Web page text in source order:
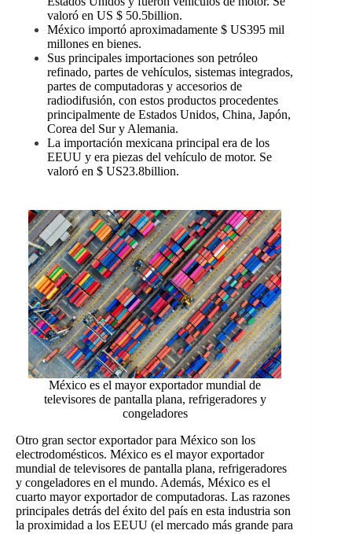
valoró en US $ 50.5billion.
México importó aproximadamente $ US395 mil
millones en bienes.
Sus principales importaciones son petróleo
refinado, partes de vehículos, sistemas integrados,
partes de computadoras y accesorios de
radiodifusión, con estos productos procedentes
principalmente de Estados Unidos, China, Japón,
Corea del Sur y Alemania.
La importación mexicana principal era de los
EEUU y era piezas del vehículo de motor. Se
valoró en $ US23.8billion.
México es el mayor exportador mundial de
televisores de pantalla plana, refrigeradores y
congeladores
Otro gran sector exportador para México son los
electrodomésticos. México es el mayor exportador
mundial de televisores de pantalla plana, refrigeradores
y congeladores en el mundo. Además, México es el
cuarto mayor exportador de computadoras. Las razones
principales detrás del éxito del país en esta industria son
la proximidad a los EEUU (el mercado más grande para